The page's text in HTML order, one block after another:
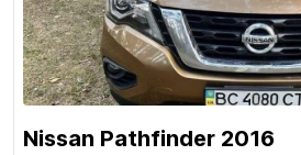
Nissan Pathfinder 2016